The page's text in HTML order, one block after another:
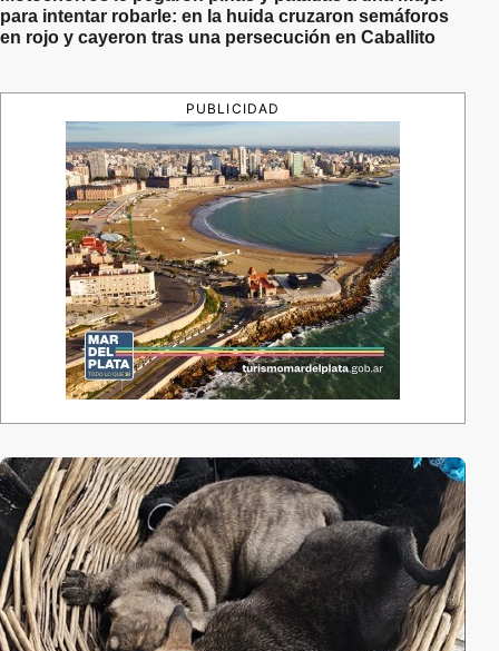
para intentar robarle: en la huida cruzaron semáforos
en rojo y cayeron tras una persecución en Caballito
PUBLICIDAD